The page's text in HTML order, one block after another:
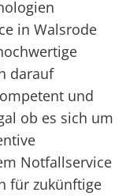
in Walsrode
darauf
und
ob es sich um
Notfallservice
für zukünftige